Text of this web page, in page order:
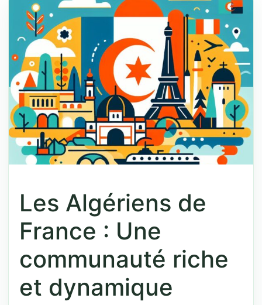
Les Algériens de
France : Une
communauté riche
et dynamique